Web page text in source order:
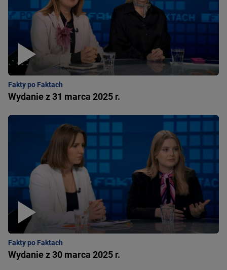
Fakty po Faktach
Wydanie z 31 marca 2025 r.
Fakty po Faktach
Wydanie z 30 marca 2025 r.